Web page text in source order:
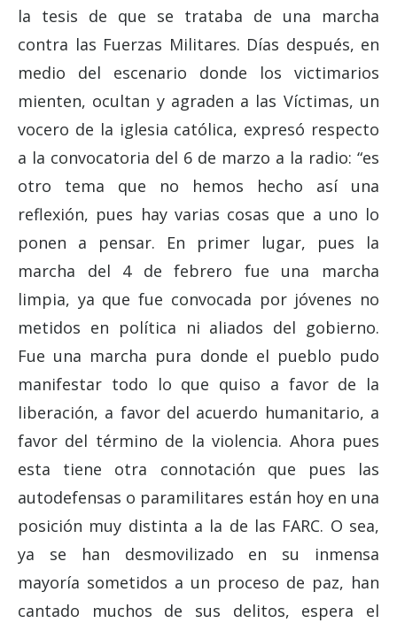
la tesis de que se trataba de una marcha
contra las Fuerzas Militares. Días después, en
medio del escenario donde los victimarios
mienten, ocultan y agraden a las Víctimas, un
vocero de la iglesia católica, expresó respecto
a la convocatoria del 6 de marzo a la radio: “es
otro tema que no hemos hecho así una
reflexión, pues hay varias cosas que a uno lo
ponen a pensar. En primer lugar, pues la
marcha del 4 de febrero fue una marcha
limpia, ya que fue convocada por jóvenes no
metidos en política ni aliados del gobierno.
Fue una marcha pura donde el pueblo pudo
manifestar todo lo que quiso a favor de la
liberación, a favor del acuerdo humanitario, a
favor del término de la violencia. Ahora pues
esta tiene otra connotación que pues las
autodefensas o paramilitares están hoy en una
posición muy distinta a la de las FARC. O sea,
ya se han desmovilizado en su inmensa
mayoría sometidos a un proceso de paz, han
cantado muchos de sus delitos, espera el